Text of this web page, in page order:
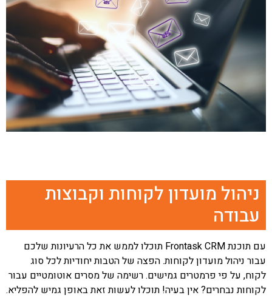
ניהול מועדון לקוחות וקבוצות
עבודה
עם תוכנת Frontask CRM תוכלו לממש את כל הרעיונות שלכם
עבור ניהול מועדון לקוחות. הפצה של הטבות יחודיות לכל סוג
לקוח, על פי פרמטרים גמישים. רשימה של מסרים אוטומטיים עבור
לקוחות נבחרים? אין בעיה! תוכלו לעשות זאת באופן גמיש להפליא.